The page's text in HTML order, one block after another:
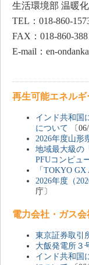
生活環境部 温暖
TEL：018-860-
FAX：018-860-
E-mail：en-
再生可能エネル
インド共和国
について 〔
2026年度山形
地域最大級の
PFUコンピュ
「TOKYO
2026年度（
庁〕
電力会社・ガス
東京証券取引
大飯発電所３
インド共和国